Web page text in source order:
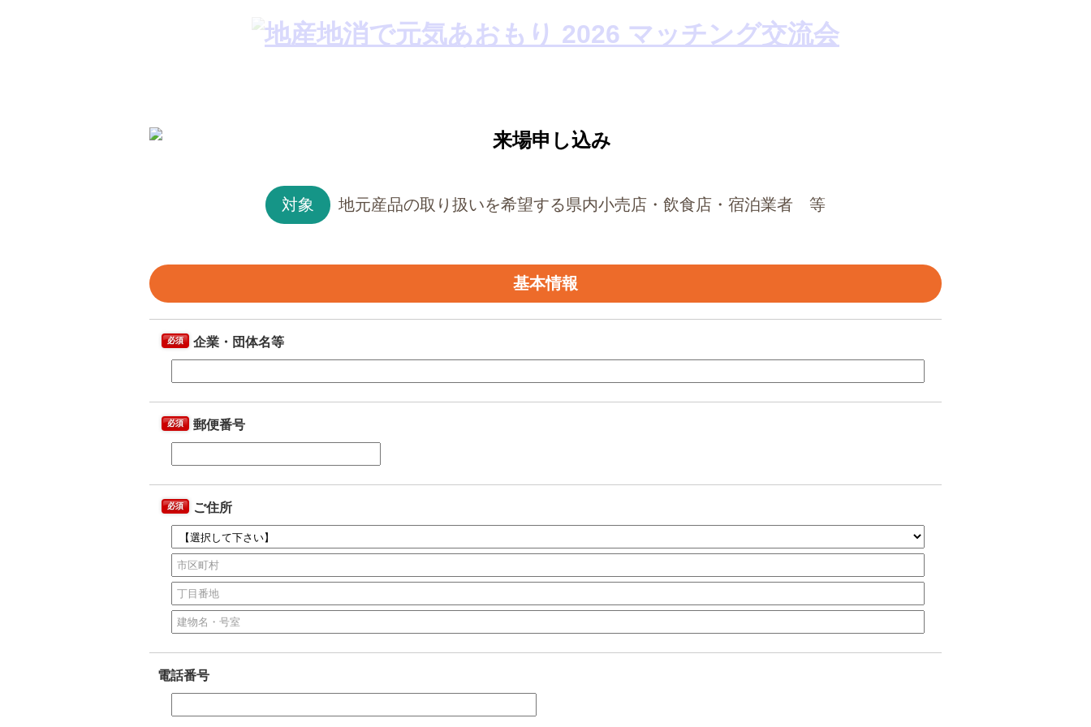
対象 地元産品の取り扱いを希望する県内小売店・飲食店・宿泊業者 等
基本情報
必須 企業・団体名等
必須 郵便番号
必須 ご住所
電話番号